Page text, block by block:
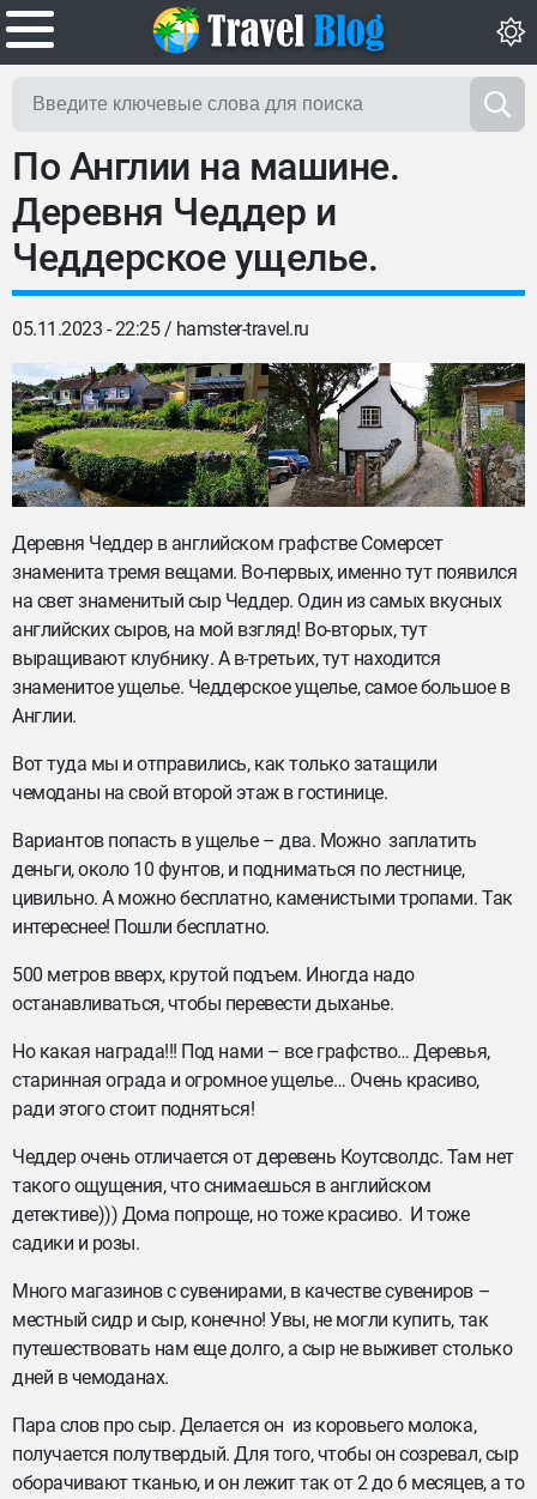
По Англии на машине.
Деревня Чеддер и
Чеддерское ущелье.
05.11.2023 - 22:25 / hamster-travel.ru
Деревня Чеддер в английском графстве Сомерсет
знаменита тремя вещами. Во-первых, именно тут появился
на свет знаменитый сыр Чеддер. Один из самых вкусных
английских сыров, на мой взгляд! Во-вторых, тут
выращивают клубнику. А в-третьих, тут находится
знаменитое ущелье. Чеддерское ущелье, самое большое в
Англии.
Вот туда мы и отправились, как только затащили
чемоданы на свой второй этаж в гостинице.
Вариантов попасть в ущелье – два. Можно заплатить
деньги, около 10 фунтов, и подниматься по лестнице,
цивильно. А можно бесплатно, каменистыми тропами. Так
интереснее! Пошли бесплатно.
500 метров вверх, крутой подъем. Иногда надо
останавливаться, чтобы перевести дыханье.
Но какая награда!!! Под нами – все графство… Деревья,
старинная ограда и огромное ущелье… Очень красиво,
ради этого стоит подняться!
Чеддер очень отличается от деревень Коутсволдс. Там нет
такого ощущения, что снимаешься в английском
детективе))) Дома попроще, но тоже красиво. И тоже
садики и розы.
Много магазинов с сувенирами, в качестве сувениров –
местный сидр и сыр, конечно! Увы, не могли купить, так
путешествовать нам еще долго, а сыр не выживет столько
дней в чемоданах.
Пара слов про сыр. Делается он из коровьего молока,
получается полутвердый. Для того, чтобы он созревал, сыр
оборачивают тканью, и он лежит так от 2 до 6 месяцев, а то